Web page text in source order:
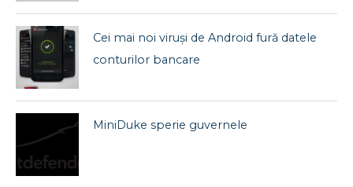
Cei mai noi viruși de Android fură datele
conturilor bancare
MiniDuke sperie guvernele